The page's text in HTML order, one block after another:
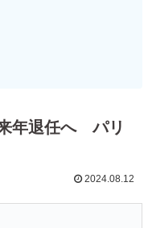
年退任へ パリ
2024.08.12